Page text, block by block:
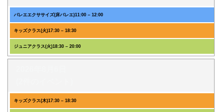
バレエエクササイズ(床バレエ)11:00 – 12:00
キッズクラス(火)17:30 – 18:30
ジュニアクラス(火)18:30 – 20:00
キッズクラス(木)17:30 – 18:30